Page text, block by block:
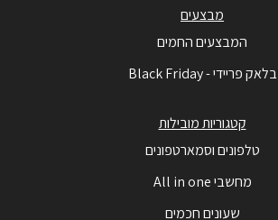
מבצעים
המבצעים החמים
בלאק פריידי - Black Friday
קטגוריות מובילות
טלפונים וסמארטפונים
מחשבי All in one
שעונים חכמים